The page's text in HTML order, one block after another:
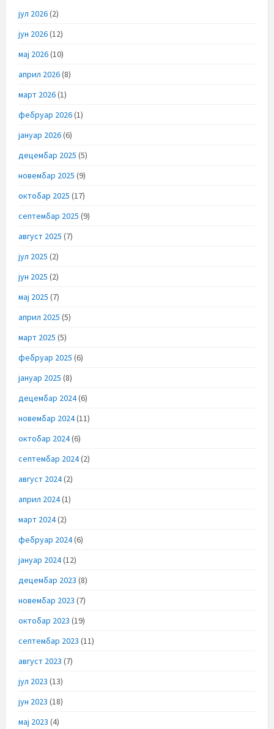
јул 2026(2)
јун 2026(12)
мај 2026(10)
април 2026(8)
март 2026(1)
фебруар 2026(1)
јануар 2026(6)
децембар 2025 (5)
новембар 2025 (9)
октобар 2025 (17)
септембар 2025 (9)
август 2025 (7)
јул 2025 (2)
јун 2025 (2)
мај 2025 (7)
април 2025 (5)
март 2025 (5)
фебруар 2025 (6)
јануар 2025 (8)
децембар 2024(6)
новембар 2024(11)
октобар 2024(6)
септембар 2024(2)
август 2024(2)
април 2024(1)
март 2024(2)
фебруар 2024(6)
јануар 2024(12)
децембар 2023 (8)
новембар 2023 (7)
октобар 2023 (19)
септембар 2023 (11)
август 2023 (7)
јул 2023 (13)
јун 2023 (18)
мај 2023 (4)